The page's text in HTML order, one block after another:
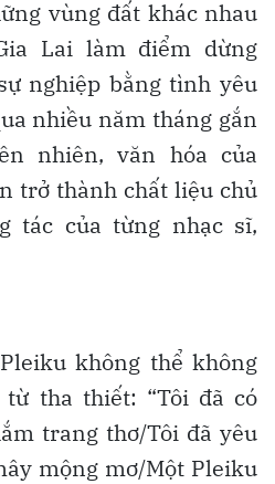
vùng đất khác nhau
Lai làm điểm dừng
nghiệp bằng tình yêu
nhiều năm tháng gắn
nhiên, văn hóa của
trở thành chất liệu chủ
tác của từng nhạc sĩ,
không thể không
tha thiết: “Tôi đã có
trang thơ/Tôi đã yêu
mộng mơ/Một Pleiku